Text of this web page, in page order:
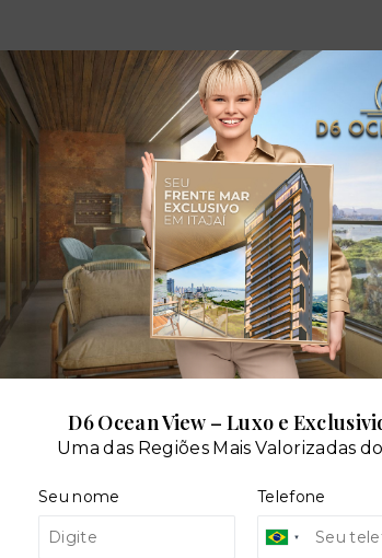
Portaria
D6 Ocean View – Luxo e
Uma das Regiões Mais Valorizadas do
Seu nome Telefone